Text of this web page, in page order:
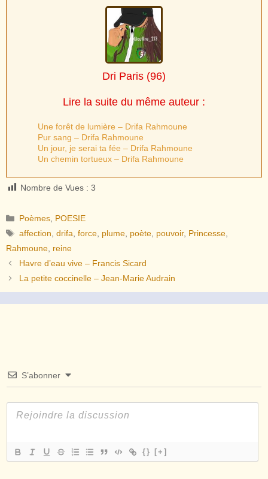
Dri Paris (96)
Lire la suite du même auteur :
Une forêt de lumière – Drifa Rahmoune
Pur sang – Drifa Rahmoune
Un jour, je serai ta fée – Drifa Rahmoune
Un chemin tortueux – Drifa Rahmoune
Nombre de Vues : 3
Catégories
Poèmes POESIE
Étiquettes
affection ,drifa ,force plume poète pouvoir, Princesse
Rahmoune reine
Havre d’eau vive – Francis Sicard
La petite coccinelle – Jean-Marie Audrain
S’abonner
{} [+]